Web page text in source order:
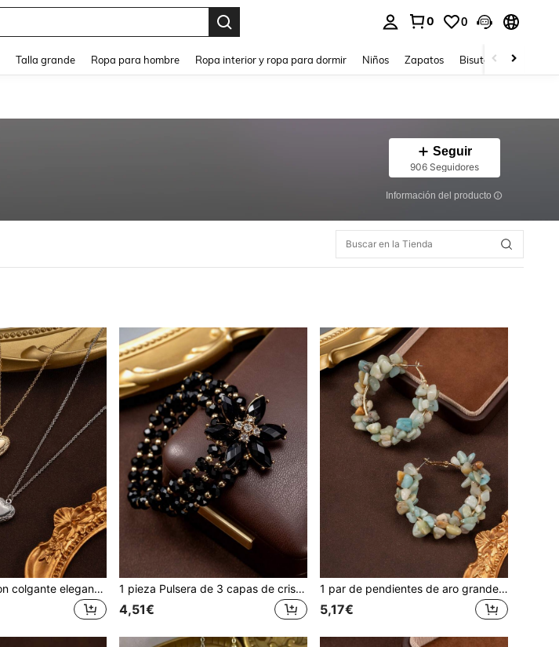
0 0
Talla grande Ropa para hombre Ropa interior y ropa para dormir Niños Zapatos Bisutería Y
Seguir
906 Seguidores
Información del producto
1 pieza Collar con colgante elegante de estilo retro tipo relicario, diseño unisex, se puede abrir 1 pieza Pulsera de 3 capas de cristal con cuentas, incrustada con diamante de imitación, de estilo vintage y elegante con diseño floral, adecuada para banquetes, vacaciones y fiestas
4,51€
1 par de pendientes de aro grandes elegantes y versátiles con cristal natural vintage asimétrico de color turquesa
5,17€